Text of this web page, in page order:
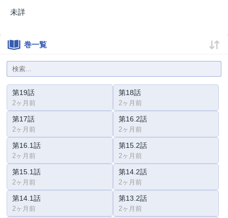
未詳
巻一覧
第19話
2ヶ月前
第18話
2ヶ月前
第17話
2ヶ月前
第16.2話
2ヶ月前
第16.1話
2ヶ月前
第15.2話
2ヶ月前
第15.1話
2ヶ月前
第14.2話
2ヶ月前
第14.1話
2ヶ月前
第13.2話
2ヶ月前